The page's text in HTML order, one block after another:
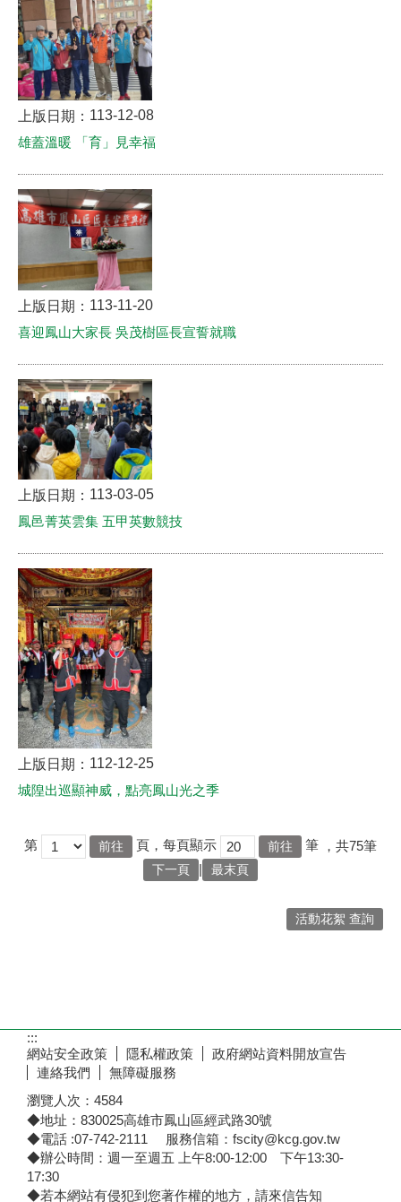
上版日期： 113-12-08
雄蓋溫暖 「育」見幸福
上版日期： 113-11-20
喜迎鳳山大家長 吳茂樹區長宣誓就職
上版日期： 113-03-05
鳳邑菁英雲集 五甲英數競技
上版日期： 112-12-25
城隍出巡顯神威，點亮鳳山光之季
第 頁，每頁顯示 筆 ，共75筆
下一頁 | 最末頁
活動花絮 查詢
:::
網站安全政策
隱私權政策
政府網站資料開放宣告
連絡我們
無障礙服務
瀏覽人次： 4584
◆地址：830025高雄市鳳山區經武路30號
◆電話 :07-742-2111 服務信箱：fscity@kcg.gov.tw
◆辦公時間：週一至週五 上午8:00-12:00 下午13:30-
17:30
◆若本網站有侵犯到您著作權的地方，請來信告知